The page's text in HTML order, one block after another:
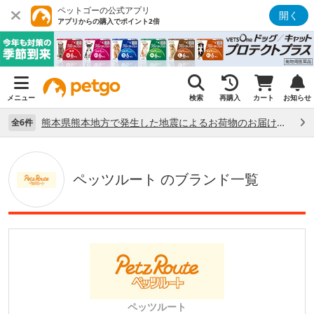
ペットゴーの公式アプリ
アプリからの購入でポイント2倍 開く
メニュー 検索 再購入 カート お知らせ
全6件 熊本県熊本地方で発生した地震によるお荷物のお届け状況について （7/28）
ペッツルート のブランド一覧
ペッツルート